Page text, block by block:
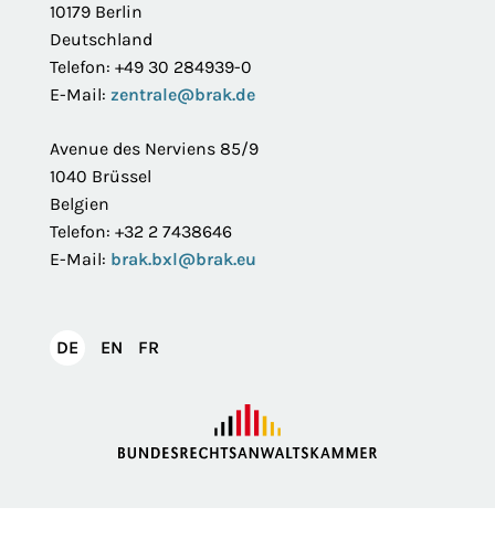
10179 Berlin
Deutschland
Telefon: +49 30 284939-0
E-Mail: zentrale@brak.de
Avenue des Nerviens 85/9
1040 Brüssel
Belgien
Telefon: +32 2 7438646
E-Mail: brak.bxl@brak.eu
DEDeutsch
EN English
FR